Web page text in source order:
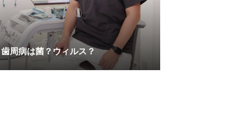
歯周病は菌？ウィルス？